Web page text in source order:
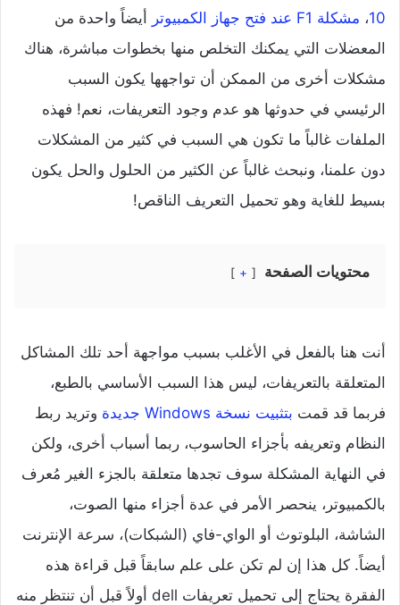
10، مشكلة F1 عند فتح جهاز الكمبيوتر
أيضاً واحدة من
المعضلات التي يمكنك التخلص منها بخطوات مباشرة، هناك
مشكلات أخرى من الممكن أن تواجهها يكون السبب
الرئيسي في حدوثها هو عدم وجود التعريفات، نعم! فهذه
الملفات غالباً ما تكون هي السبب في كثير من المشكلات
دون علمنا، ونبحث غالباً عن الكثير من الحلول والحل يكون
بسيط للغاية وهو تحميل التعريف الناقص!
محتويات الصفحة +
أنت هنا بالفعل في الأغلب بسبب مواجهة أحد تلك المشاكل
المتعلقة بالتعريفات، ليس هذا السبب الأساسي بالطبع،
فربما قد قمت بتثبيت نسخة Windows جديدة
وتريد ربط
النظام وتعريفه بأجزاء الحاسوب، ربما أسباب أخرى، ولكن
في النهاية المشكلة سوف تجدها متعلقة بالجزء الغير مُعرف
بالكمبيوتر، ينحصر الأمر في عدة أجزاء منها الصوت،
الشاشة، البلوتوث أو الواي-فاي (الشبكات)، سرعة الإنترنت
أيضاً. كل هذا إن لم تكن على علم سابقاً قبل قراءة هذه
الفقرة يحتاج إلى تحميل تعريفات dell أولاً قبل أن تنتظر منه